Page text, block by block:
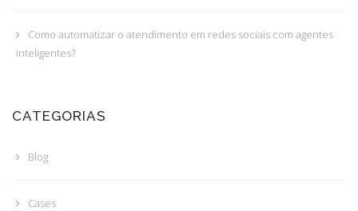
Como automatizar o atendimento em redes sociais com agentes
inteligentes?
CATEGORIAS
Blog
Cases